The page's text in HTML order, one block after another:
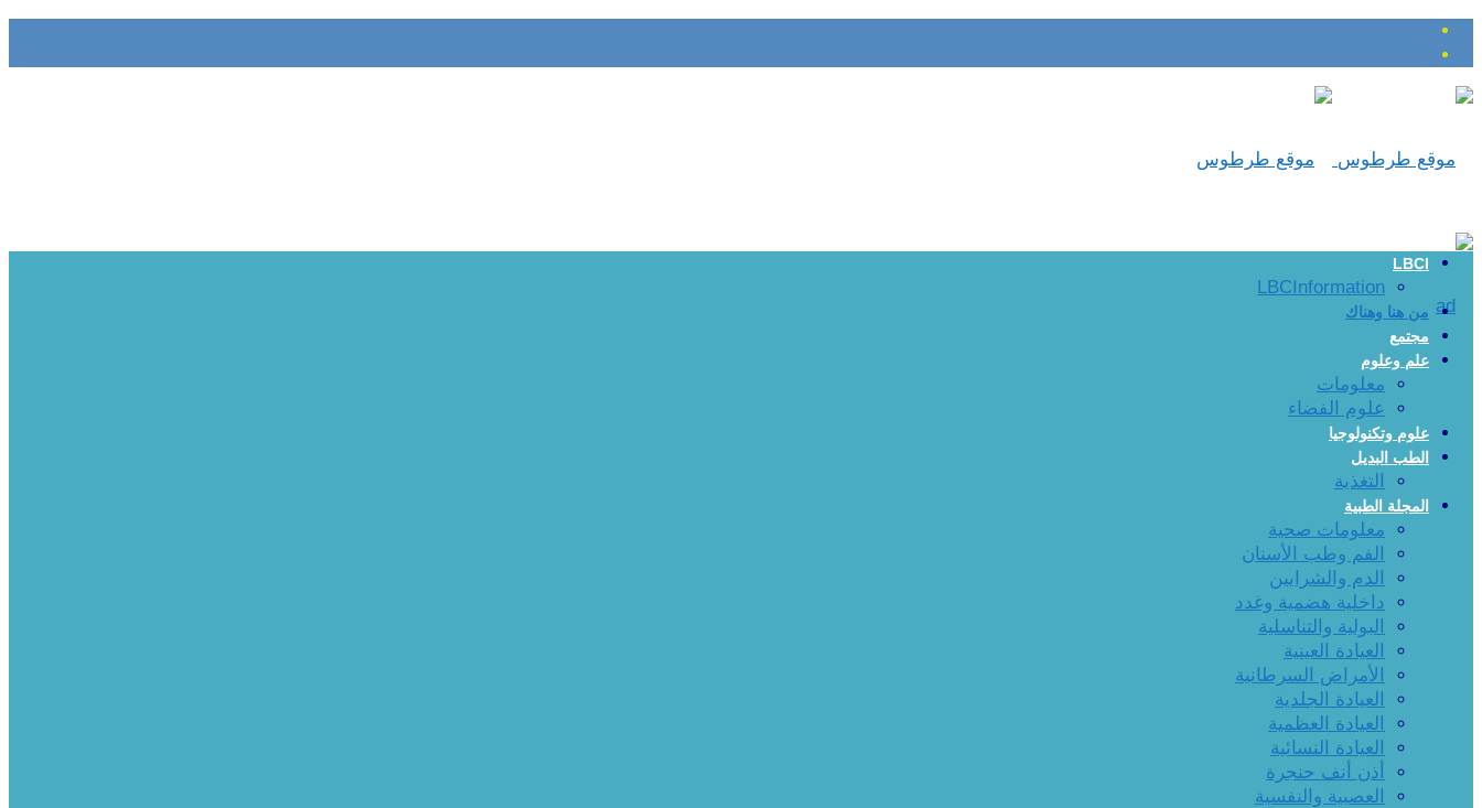
LBCI
LBCInformation
من هنا وهناك
مجتمع
علم وعلوم
معلومات
علوم الفضاء
علوم وتكنولوجيا
الطب البديل
التغذية
المجلة الطبية
معلومات صحية
الفم وطب الأسنان
الدم والشرايين
داخلية هضمية وغدد
البولية والتناسلية
العيادة العينية
الأمراض السرطانية
العيادة الجلدية
العيادة العظمية
العيادة النسائية
أذن أنف حنجرة
العصبية والنفسية